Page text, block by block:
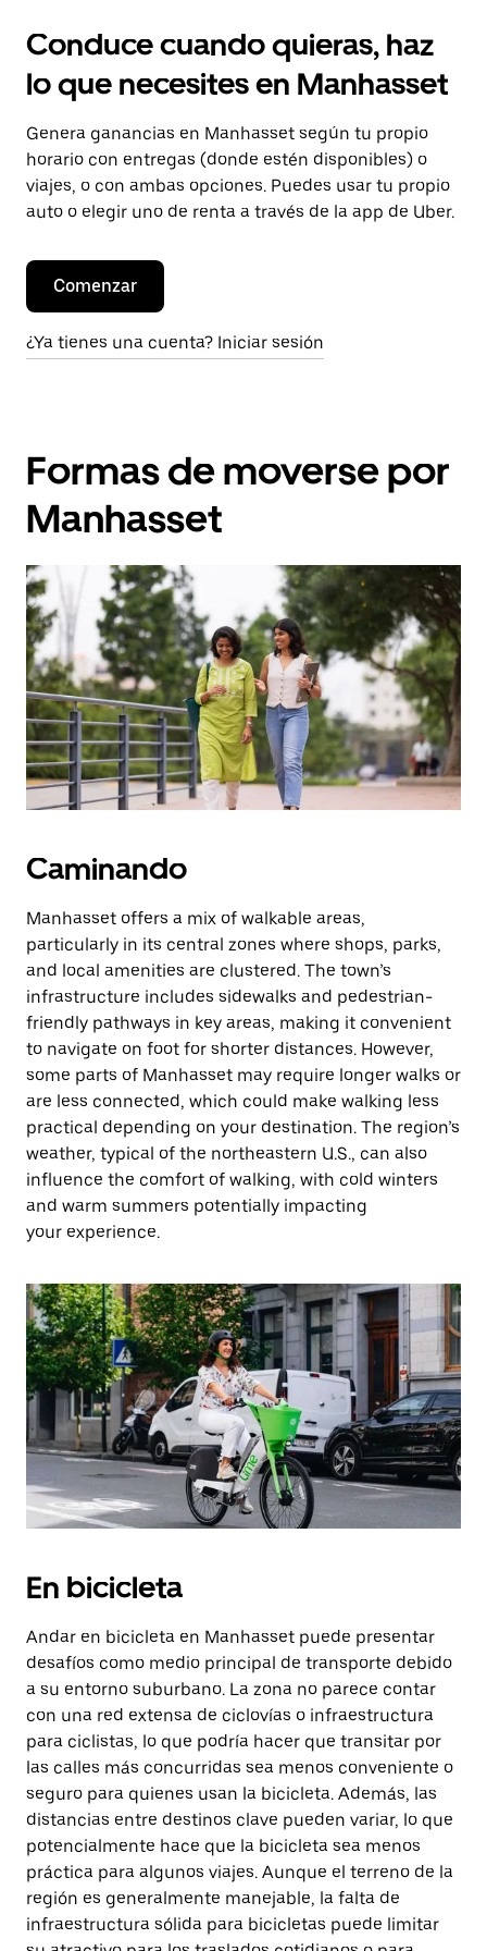
Conduce cuando quieras, haz
lo que necesites en Manhasset
Genera ganancias en Manhasset según tu propio
horario con entregas (donde estén disponibles) o
viajes, o con ambas opciones. Puedes usar tu propio
auto o elegir uno de renta a través de la app de Uber.
Comenzar
¿Ya tienes una cuenta? Iniciar sesión
Formas de moverse por
Manhasset
Caminando
Manhasset offers a mix of walkable areas,
particularly in its central zones where shops, parks,
and local amenities are clustered. The town’s
infrastructure includes sidewalks and pedestrian-
friendly pathways in key areas, making it convenient
to navigate on foot for shorter distances. However,
some parts of Manhasset may require longer walks or
are less connected, which could make walking less
practical depending on your destination. The region’s
weather, typical of the northeastern U.S., can also
influence the comfort of walking, with cold winters
and warm summers potentially impacting
your experience.
En bicicleta
Andar en bicicleta en Manhasset puede presentar
desafíos como medio principal de transporte debido
a su entorno suburbano. La zona no parece contar
con una red extensa de ciclovías o infraestructura
para ciclistas, lo que podría hacer que transitar por
las calles más concurridas sea menos conveniente o
seguro para quienes usan la bicicleta. Además, las
distancias entre destinos clave pueden variar, lo que
potencialmente hace que la bicicleta sea menos
práctica para algunos viajes. Aunque el terreno de la
región es generalmente manejable, la falta de
infraestructura sólida para bicicletas puede limitar